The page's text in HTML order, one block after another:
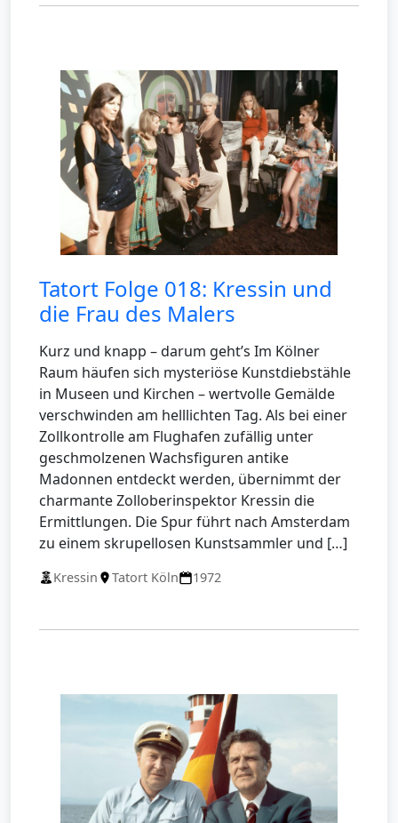
Tatort Folge 018: Kressin und
die Frau des Malers
Kurz und knapp – darum geht’s Im Kölner
Raum häufen sich mysteriöse Kunstdiebstähle
in Museen und Kirchen – wertvolle Gemälde
verschwinden am helllichten Tag. Als bei einer
Zollkontrolle am Flughafen zufällig unter
geschmolzenen Wachsfiguren antike
Madonnen entdeckt werden, übernimmt der
charmante Zolloberinspektor Kressin die
Ermittlungen. Die Spur führt nach Amsterdam
zu einem skrupellosen Kunstsammler und […]
Kressin Tatort Köln 1972